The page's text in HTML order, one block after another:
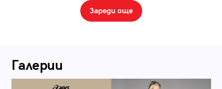
Зареди още
Галерии